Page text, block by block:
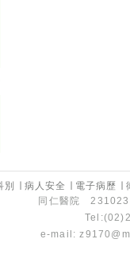
別 ∣病人安全 電子病歷 ∣
同仁醫院
e-mail: